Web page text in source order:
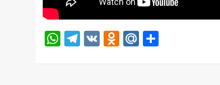
WhatsApp
Telegram
VK Odnoklassniki
Mail.Ru